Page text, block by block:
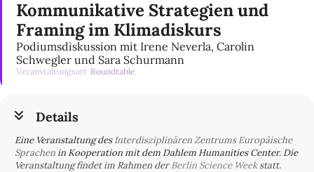
Kommunikative Strategien und
Framing im Klimadiskurs
Podiumsdiskussion mit Irene Neverla, Carolin
Schwegler und Sara Schurmann
Veranstaltungsart Roundtable
Details
Eine Veranstaltung desInterdisziplinären Zentrums Europäische
Sprachenin Kooperation mit dem Dahlem Humanities Center. Die
Veranstaltung findet im Rahmen derBerlin Science Weekstatt.